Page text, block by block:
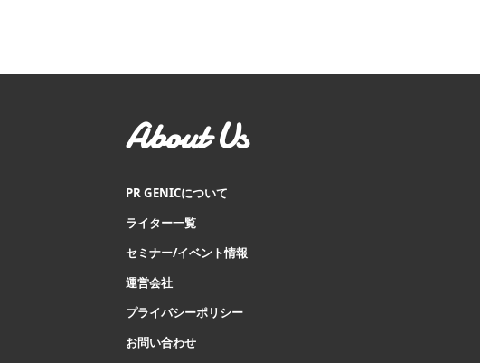
About Us
PR GENICについて
ライター一覧
セミナー/イベント情報
運営会社
プライバシーポリシー
お問い合わせ